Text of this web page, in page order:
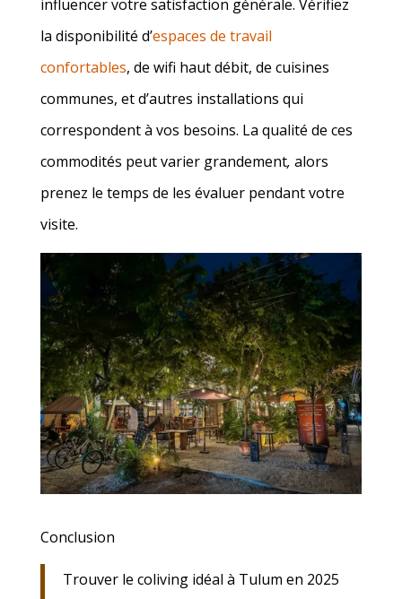
influencer votre satisfaction générale. Vérifiez
la disponibilité d’espaces de travail
confortables, de wifi haut débit, de cuisines
communes, et d’autres installations qui
correspondent à vos besoins. La qualité de ces
commodités peut varier grandement, alors
prenez le temps de les évaluer pendant votre
visite.
Conclusion
Trouver le coliving idéal à Tulum en 2025